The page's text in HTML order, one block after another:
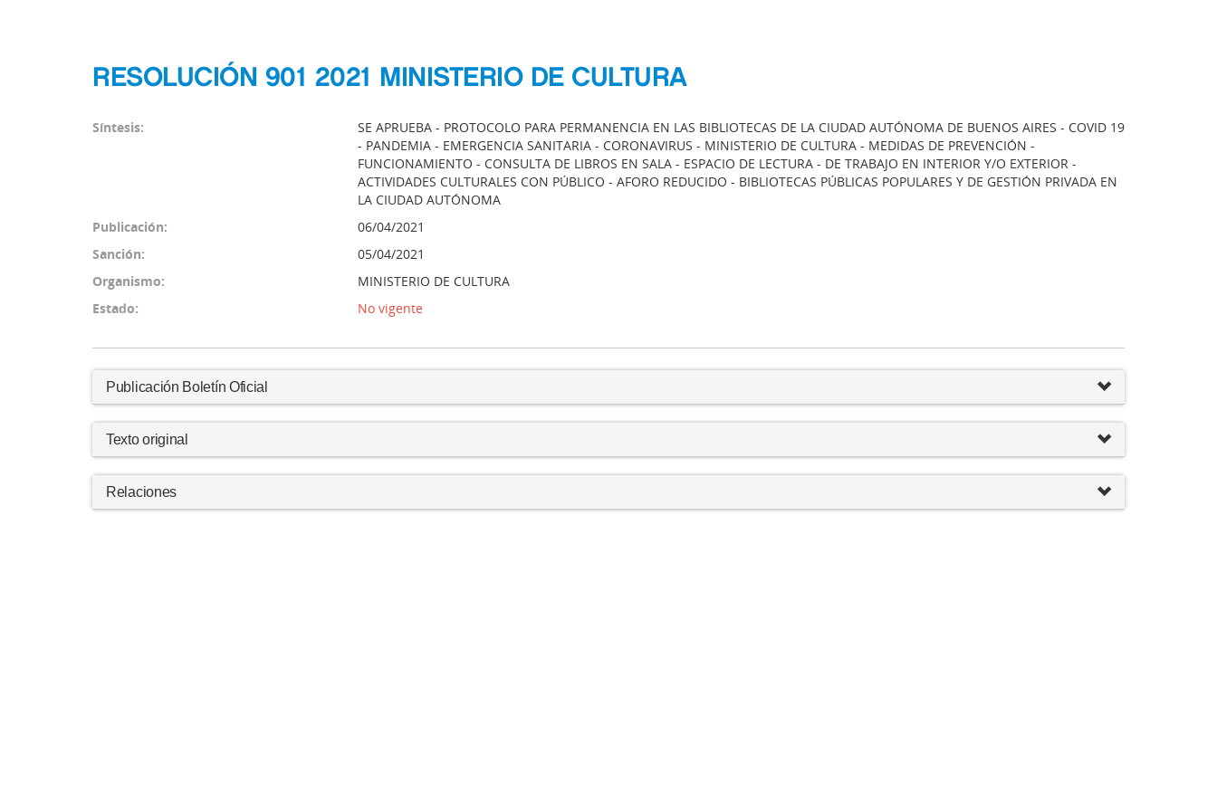
RESOLUCIÓN 901 2021 MINISTERIO DE CULTURA
Síntesis:
SE APRUEBA - PROTOCOLO PARA PERMANENCIA EN LAS BIBLIOTECAS DE LA CIUDAD AUTÓNOMA DE BUENOS AIRES - COVID 19
- PANDEMIA - EMERGENCIA SANITARIA - CORONAVIRUS - MINISTERIO DE CULTURA - MEDIDAS DE PREVENCIÓN -
FUNCIONAMIENTO - CONSULTA DE LIBROS EN SALA - ESPACIO DE LECTURA - DE TRABAJO EN INTERIOR Y/O EXTERIOR -
ACTIVIDADES CULTURALES CON PÚBLICO - AFORO REDUCIDO - BIBLIOTECAS PÚBLICAS POPULARES Y DE GESTIÓN PRIVADA EN
LA CIUDAD AUTÓNOMA
Publicación:
06/04/2021
Sanción:
05/04/2021
Organismo:
MINISTERIO DE CULTURA
Estado:
No vigente
Publicación Boletín Oficial
Texto original
Relaciones